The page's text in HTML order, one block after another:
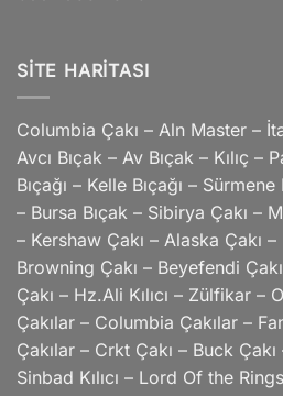
SITE HARITASI
Columbia Çakı – Aln Master –
Avcı Bıçak – Av Bıçak – Kılıç –
Bıçağı – Kelle Bıçağı –
– Bursa Bıçak – Sibirya Çakı –
– Kershaw Çakı – Alaska Çakı –
Browning Çakı – Beyefendi
Çakı – Hz.Ali Kılıcı – Zülfikar –
Çakılar – Columbia Çakılar –
Çakılar – Crkt Çakı – Buck
Sinbad Kılıcı – Lord Of the